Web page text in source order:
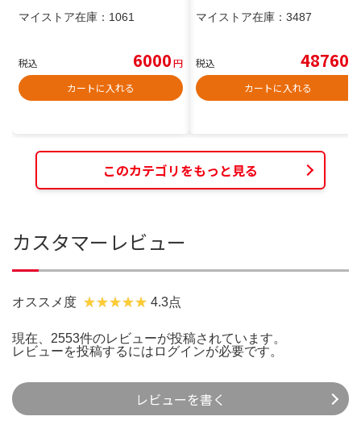
マイストア在庫： 1061
税込 6000円
カートに入れる
マイストア在庫： 3487
税込 48760
カートに入れる
このカテゴリをもっと見る
カスタマーレビュー
オススメ度 4.3点
現在、2553件のレビューが投稿されています。
レビューを投稿するには ログインが必要です。
レビューを書く